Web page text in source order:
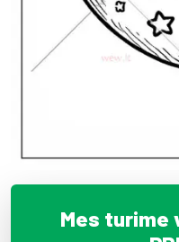
Mes turime